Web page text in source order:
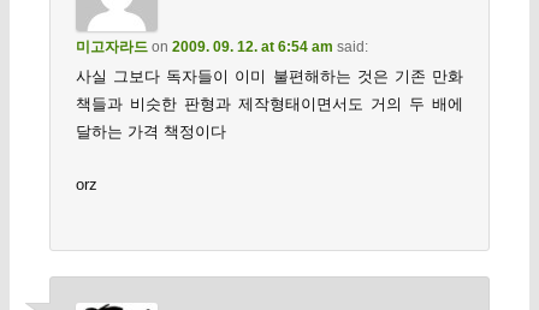
미고자라드on 2009. 09. 12. at 6:54 am said:
사실 그보다 독자들이 이미 불편해하는 것은 기존 만화
책들과 비슷한 판형과 제작형태이면서도 거의 두 배에
달하는 가격 책정이다
orz